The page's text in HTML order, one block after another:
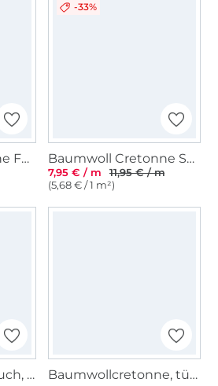
Baumwoll Cretonne Feather Swirl, beige
-33%
Baumwoll Cretonne Solea, grau
7,95 € / m
11,95 € / m
(5,68 € / 1 m²)
Baumwollfahnentuch, koralle Baumwollcretonne, türkis